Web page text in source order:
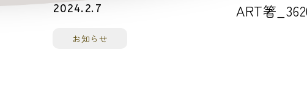
2024.2.7
お知らせ
ART箸